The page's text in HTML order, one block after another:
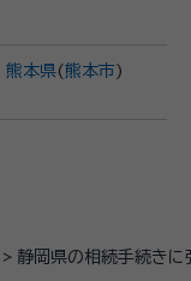
静岡県の相続手続き
熊本県(熊本市)